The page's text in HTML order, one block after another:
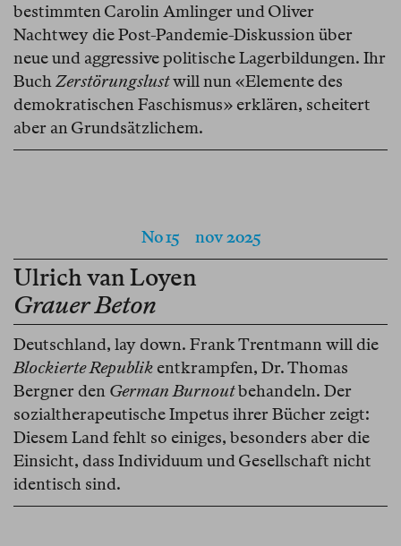
bestimmten Carolin Amlinger und Oliver
Nachtwey die Post-Pandemie-Diskussion über
neue und aggressive politische Lagerbildungen. Ihr
BuchZerstörungslustwill nun «Elemente des
demokratischen Faschismus» erklären, scheitert
aber an Grundsätzlichem.
No 15nov 2025
Ulrich van Loyen
Grauer Beton
Deutschland, lay down. Frank Trentmann will die
Blockierte Republik entkrampfen, Dr. Thomas
Bergner den German Burnoutbehandeln. Der
sozialtherapeutische Impetus ihrer Bücher zeigt:
Diesem Land fehlt so einiges, besonders aber die
Einsicht, dass Individuum und Gesellschaft nicht
identisch sind.